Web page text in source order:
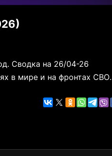
Сводка на 26/04-26
в мире и на фронтах СВО.